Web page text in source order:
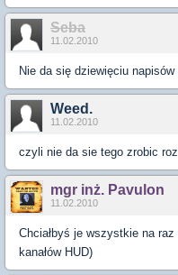
Seba
11.02.2010
Nie da się dziewięciu napisów
Weed.
11.02.2010
czyli nie da sie tego zrobic
mgr inż. Pavulon
11.02.2010
Chciałbyś je wszystkie na
kanałów HUD)